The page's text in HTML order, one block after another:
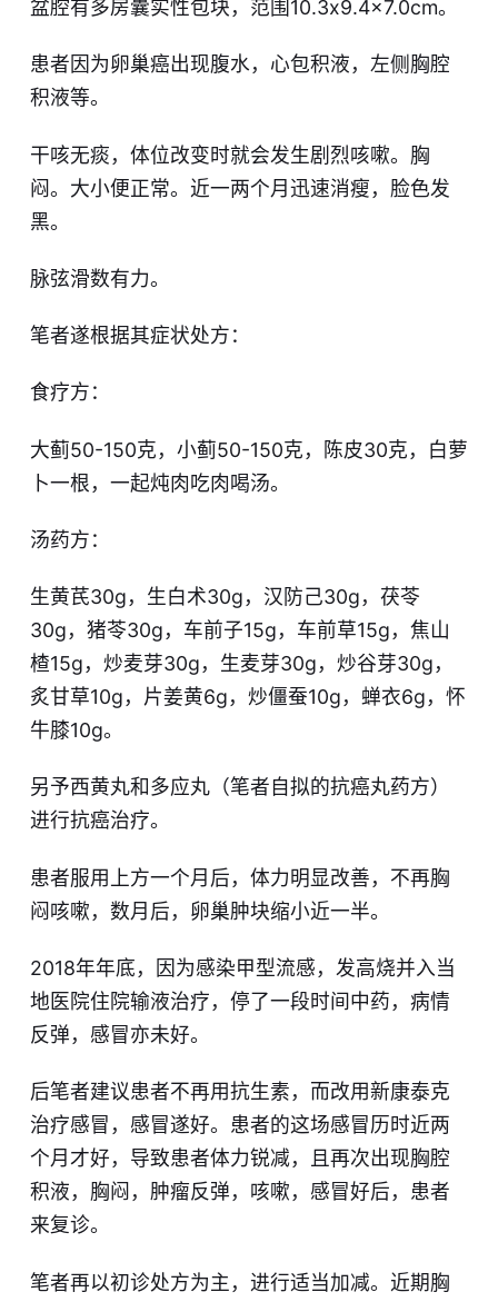
盆腔有多房囊实性包块，范围10.3x9.4x7.0cm。
患者因为卵巢癌出现腹水，心包积液，左侧胸腔
积液等。
干咳无痰，体位改变时就会发生剧烈咳嗽。胸
闷。大小便正常。近一两个月迅速消瘦，脸色发
黑。
脉弦滑数有力。
笔者遂根据其症状处方：
食疗方：
大蓟50-150克，小蓟50-150克，陈皮30克，白萝
卜一根，一起炖肉吃肉喝汤。
汤药方：
生黄芪30g，生白术30g，汉防己30g，茯苓
30g，猪苓30g，车前子15g，车前草15g，焦山
楂15g，炒麦芽30g，生麦芽30g，炒谷芽30g，
炙甘草10g，片姜黄6g，炒僵蚕10g，蝉衣6g，怀
牛膝10g。
另予西黄丸和多应丸（笔者自拟的抗癌丸药方）
进行抗癌治疗。
患者服用上方一个月后，体力明显改善，不再胸
闷咳嗽，数月后，卵巢肿块缩小近一半。
2018年年底，因为感染甲型流感，发高烧并入当
地医院住院输液治疗，停了一段时间中药，病情
反弹，感冒亦未好。
后笔者建议患者不再用抗生素，而改用新康泰克
治疗感冒，感冒遂好。患者的这场感冒历时近两
个月才好，导致患者体力锐减，且再次出现胸腔
积液，胸闷，肿瘤反弹，咳嗽，感冒好后，患者
来复诊。
笔者再以初诊处方为主，进行适当加减。近期胸